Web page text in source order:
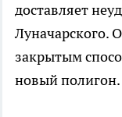
доставляет
Луначарского.
закрытым
новый полигон.